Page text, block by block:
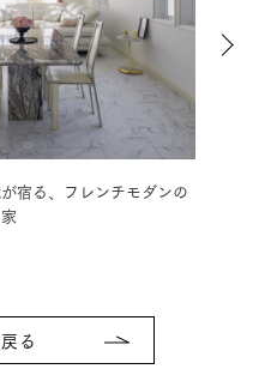
宿る、フレンチモダンの
家
る